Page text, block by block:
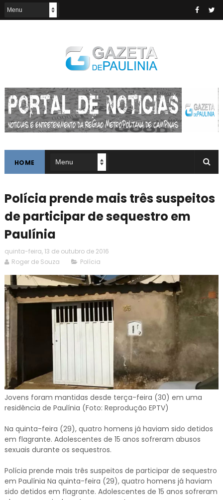
HOME
Polícia prende mais três suspeitos
de participar de sequestro em
Paulínia
quinta-feira, 13 de outubro de 2016
Roger de Souza
Polícia
Jovens foram mantidas desde terça-feira (30) em uma
residência de Paulínia (Foto: Reprodução EPTV)
Na quinta-feira (29), quatro homens já haviam sido detidos
em flagrante. Adolescentes de 15 anos sofreram abusos
sexuais durante os sequestros.
Polícia prende mais três suspeitos de participar de sequestro
em Paulínia Na quinta-feira (29), quatro homens já haviam
sido detidos em flagrante. Adolescentes de 15 anos sofreram